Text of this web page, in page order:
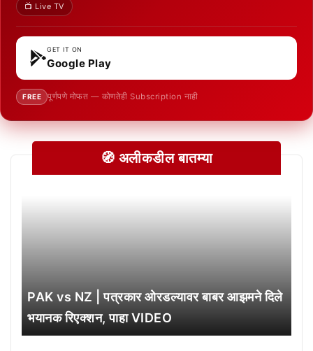
📺 Live TV
GET IT ON
Google Play
FREE पूर्णपणे मोफत — कोणतेही Subscription नाही
🧭 अलीकडील बातम्या
PAK vs NZ | पत्रकार ओरडल्यावर बाबर आझमने दिले
भयानक रिएक्शन, पाहा VIDEO